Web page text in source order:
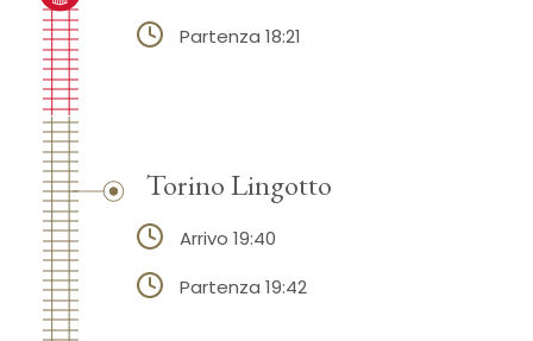
Partenza 18:21
Torino Lingotto
Arrivo 19:40
Partenza 19:42